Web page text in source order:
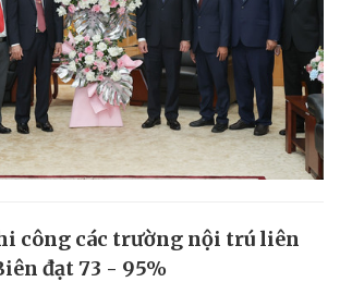
công các trường nội trú liên
đạt 73 - 95%